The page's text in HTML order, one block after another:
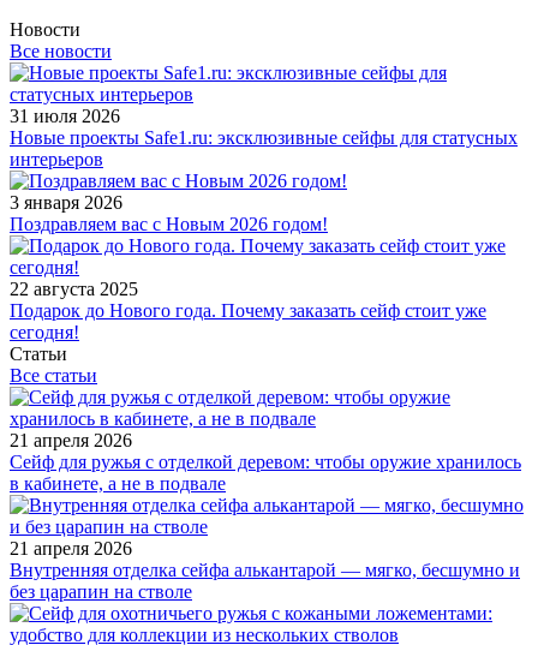
Новости
Все новости
31 июля 2026
Новые проекты Safe1.ru: эксклюзивные сейфы для статусных
интерьеров
3 января 2026
Поздравляем вас с Новым 2026 годом!
22 августа 2025
Подарок до Нового года. Почему заказать сейф стоит уже
сегодня!
Статьи
Все статьи
21 апреля 2026
Сейф для ружья с отделкой деревом: чтобы оружие хранилось
в кабинете, а не в подвале
21 апреля 2026
Внутренняя отделка сейфа алькантарой — мягко, бесшумно и
без царапин на стволе